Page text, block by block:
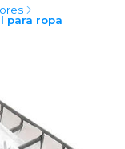
para ropa